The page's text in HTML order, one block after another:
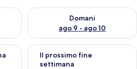
questa sera, ago 8 - ago 9
Domani
ago 9 - ago 10
Verifica la disponibilità per
questo fine settimana, ago 14 -
Il prossimo fine
settimana
Verifica la disponibilità per il